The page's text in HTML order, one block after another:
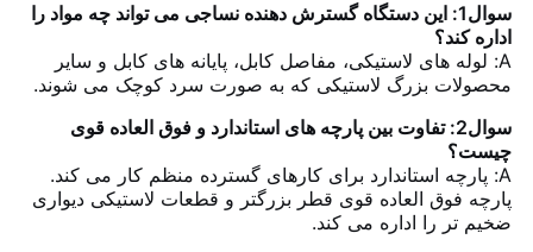
سوال1: این دستگاه گسترش دهنده نساجی می تواند چه مواد را
اداره کند؟
A: لوله های لاستیکی، مفاصل کابل، پایانه های کابل و سایر
محصولات بزرگ لاستیکی که به صورت سرد کوچک می شوند.
سوال2: تفاوت بین پارچه های استاندارد و فوق العاده قوی
چیست؟
A: پارچه استاندارد برای کارهای گسترده منظم کار می کند.
پارچه فوق العاده قوی قطر بزرگتر و قطعات لاستیکی دیواری
ضخیم تر را اداره می کند.